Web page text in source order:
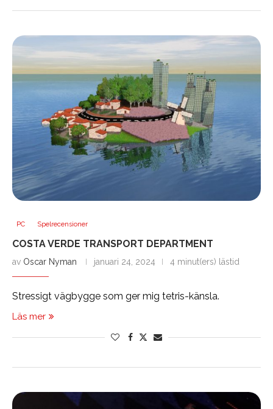
PC Spelrecensioner
COSTA VERDE TRANSPORT DEPARTMENT
av Oscar Nyman januari 24, 2024 4 minut(ers) lästid
Stressigt vägbygge som ger mig tetris-känsla.
Läs mer